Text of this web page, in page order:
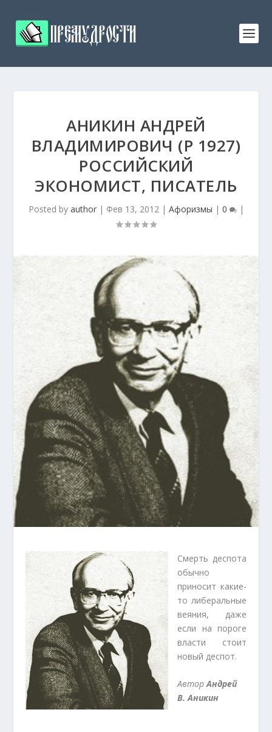
АНИКИН АНДРЕЙ
ВЛАДИМИРОВИЧ (Р 1927)
РОССИЙСКИЙ
ЭКОНОМИСТ, ПИСАТЕЛЬ
Posted by author| Фев 13, 2012| Афоризмы | 0 |
Смерть деспота
обычно
приносит какие-
то либеральные
веяния, даже
если на пороге
власти стоит
новый деспот.
АвторАндрей
В. Аникин